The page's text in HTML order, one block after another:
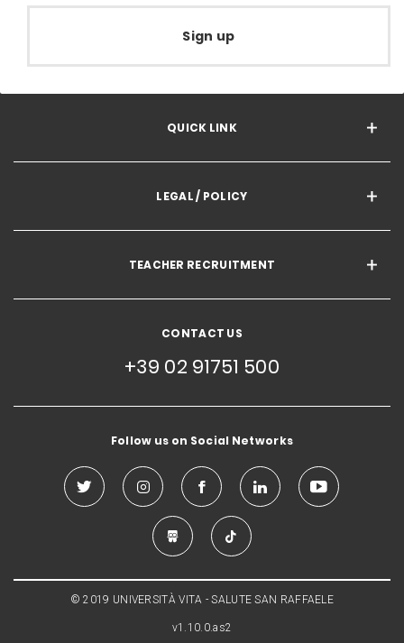
Sign up
QUICK LINK
LEGAL / POLICY
TEACHER RECRUITMENT
CONTACT US
+39 02 91751 500
Follow us on Social Networks
© 2019 UNIVERSITÀ VITA - SALUTE SAN RAFFAELE
v1.10.0.as2